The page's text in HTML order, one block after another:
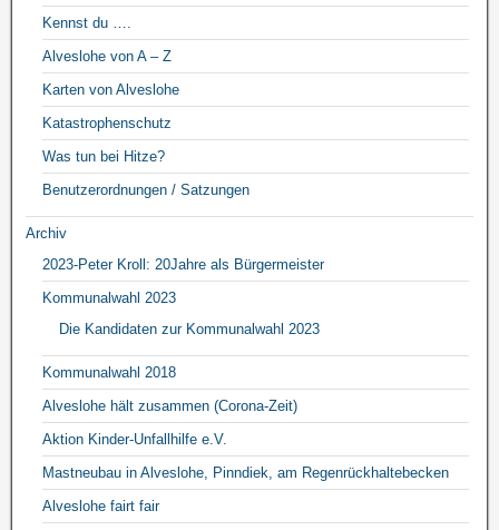
Kennst du ….
Alveslohe von A – Z
Karten von Alveslohe
Katastrophenschutz
Was tun bei Hitze?
Benutzerordnungen / Satzungen
Archiv
2023-Peter Kroll: 20Jahre als Bürgermeister
Kommunalwahl 2023
Die Kandidaten zur Kommunalwahl 2023
Kommunalwahl 2018
Alveslohe hält zusammen (Corona-Zeit)
Aktion Kinder-Unfallhilfe e.V.
Mastneubau in Alveslohe, Pinndiek, am Regenrückhaltebecken
Alveslohe fairt fair